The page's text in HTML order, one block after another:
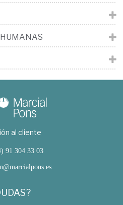
al cliente
91 304 33 03